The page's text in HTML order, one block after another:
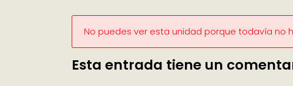
No puedes ver esta unidad porque todavía no
Esta entrada tiene un